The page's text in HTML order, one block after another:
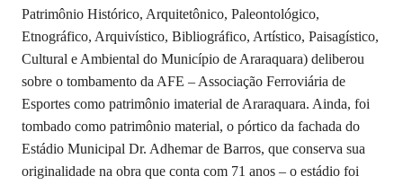
Patrimônio Histórico, Arquitetônico, Paleontológico,
Etnográfico, Arquivístico, Bibliográfico, Artístico, Paisagístico,
Cultural e Ambiental do Município de Araraquara) deliberou
sobre o tombamento da AFE – Associação Ferroviária de
Esportes como patrimônio imaterial de Araraquara. Ainda, foi
tombado como patrimônio material, o pórtico da fachada do
Estádio Municipal Dr. Adhemar de Barros, que conserva sua
originalidade na obra que conta com 71 anos – o estádio foi